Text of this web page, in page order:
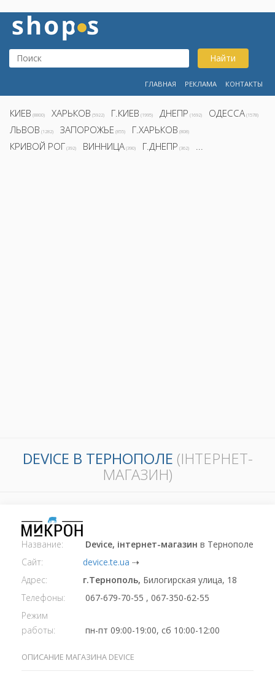
Найти
ГЛАВНАЯ РЕКЛАМА КОНТАКТЫ
КИЕВ (8800) ХАРЬКОВ (5922) Г.КИЕВ (1995) ДНЕПР (1692) ОДЕССА (1578)
ЛЬВОВ (1282) ЗАПОРОЖЬЕ (855) Г.ХАРЬКОВ (808)
КРИВОЙ РОГ (392) ВИННИЦА (390) Г.ДНЕПР (362) ...
DEVICE В ТЕРНОПОЛЕ (ІНТЕРНЕТ-
МАГАЗИН)
Название: Device, інтернет-магазин в Тернополе
Сайт:
device.te.ua ⇢
Адрес:
г.Тернополь, Билогирская улица, 18
Телефоны:
067-679-70-55 , 067-350-62-55
Режим
работы:
пн-пт 09:00-19:00, сб 10:00-12:00
ОПИСАНИЕ МАГАЗИНА DEVICE